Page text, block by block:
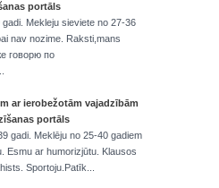
portāls
Mekleju sieviete no 27-36
nav nozime. Raksti,mans
говорю по
ar ierobežotām vajadzībām
portāls
gadi. Meklēju no 25-40 gadiem
Esmu ar humorizjūtu. Klausos
Sportoju.Patīk...